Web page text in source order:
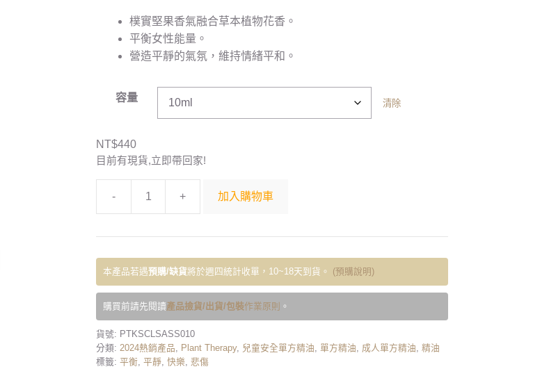
樸實堅果香氣融合草本植物花香。
平衡女性能量。
營造平靜的氣氛，維持情緒平和。
容量 清除
NT$440
目前有現貨,立即帶回家!
- + 加入購物車
本產品若遇預購/缺貨將於週四統計收單，10~18天到貨。 (預購說明)
購買前請先閱讀產品撿貨/出貨/包裝作業原則 。
貨號: PTKSCLSASS010
分類: 2024熱銷產品 Plant Therapy, 兒童安全單方精油 單方精油 成人單方精油 精油
標籤: 平衡 平靜 快樂 悲傷